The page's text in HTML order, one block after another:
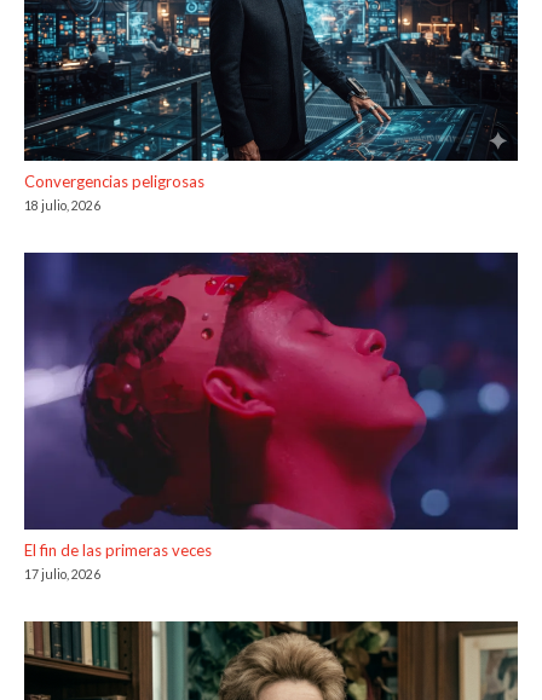
Convergencias peligrosas
18 julio, 2026
El fin de las primeras veces
17 julio, 2026